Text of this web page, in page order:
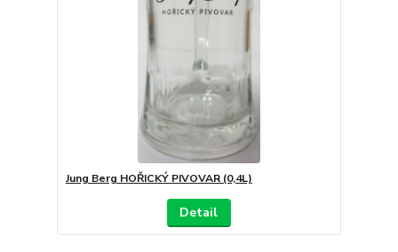
Jung Berg HOŘICKÝ PIVOVAR (0,4L)
Detail